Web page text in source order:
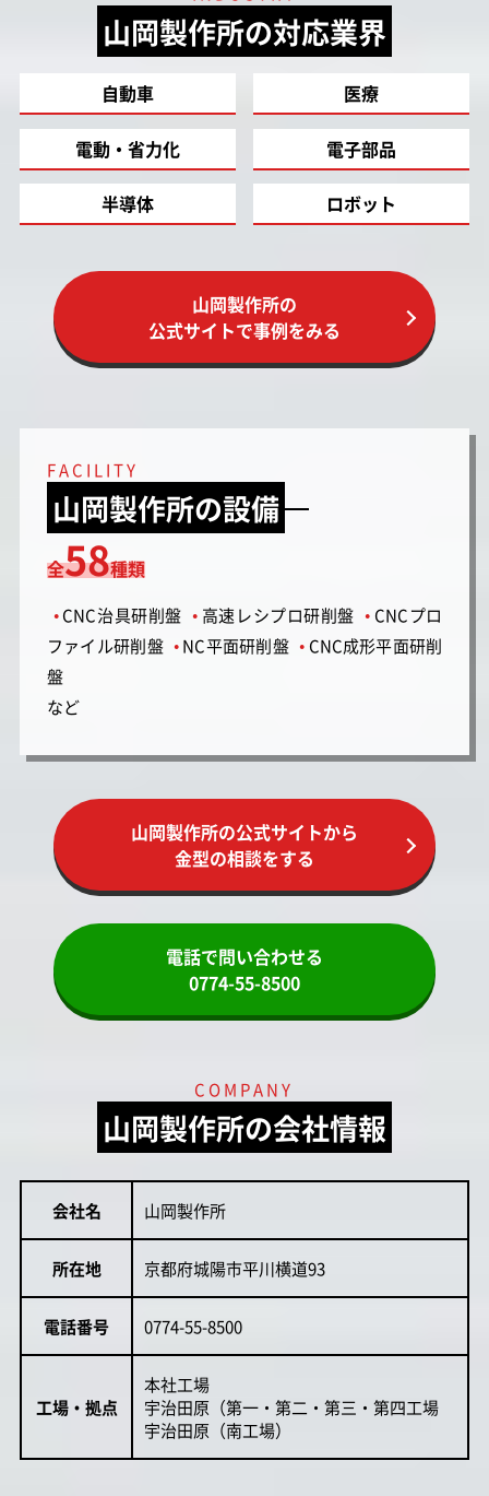
山岡製作所の対応業界
自動車 医療
電動・省力化 電子部品
半導体 ロボット
山岡製作所の
公式サイトで事例をみる
FACILITY
山岡製作所の設備
全58種類
● CNC治具研削盤 ● 高速レシプロ研削盤 ● CNCプロ
ファイル研削盤
● NC平面研削盤 ● CNC成形平面研削
盤
など
山岡製作所の公式サイトから
金型の相談をする
電話で問い合わせる
0774-55-8500
COMPANY
山岡製作所の会社情報
会社名 山岡製作所
所在地 京都府城陽市平川横道93
電話番号 0774-55-8500
工場・拠点
本社工場
宇治田原（第一・第二・第三・第四工場
宇治田原（南工場）